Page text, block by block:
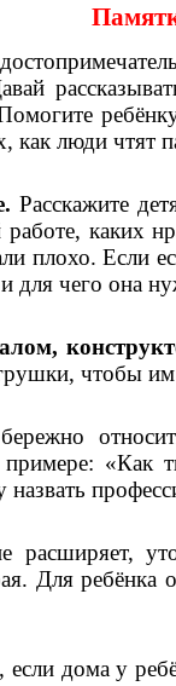
как люди чтят
Расскажите
каких
плохо. Если
чего она
чтобы
бережно
«Как
расширяет,
Для
дома у